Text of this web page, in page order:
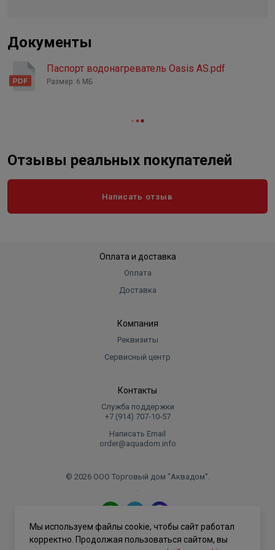
Защита от перегрева
Форма круглый
"Сухой" ТЭН
Документы
Паспорт водонагреватель Oasis AS.pdf
Размер: 6 МБ
Отзывы реальных покупателей
Написать отзыв
Оплата и доставка
Оплата
Доставка
Компания
Реквизиты
Сервисный центр
Контакты
Служба поддержки
+7 (914) 707‑10‑57
Написать Email
order@aquadom.info
© 2026 ООО Торговый дом "Аквадом".
.
Политика конфиденциальности
Мы используем файлы cookie, чтобы сайт работал
корректно. Продолжая пользоваться сайтом, вы